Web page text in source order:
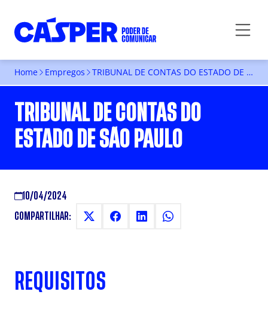
Home Empregos TRIBUNAL DE CONTAS DO ESTADO DE SÃO PAULO
TRIBUNAL DE CONTAS DO
ESTADO DE SÃO PAULO
10/04/2024
COMPARTILHAR:
REQUISITOS